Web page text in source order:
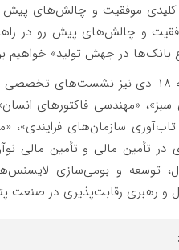
کلیدی موفقیت و چالش‌های پیش
و چالش‌های پیش رو در
بانک‌ها در جهش تولید» خواهیم
همچنین پنجشنبه ۱۸ دی نیز
سبز»، «مهندسی فاکتورهای
سازمان‌های فرایندی»،
در تأمین مالی و تأمین مالی
توسعه و بومی‌سازی
و رهبری رقابت‌پذیری در صنعت